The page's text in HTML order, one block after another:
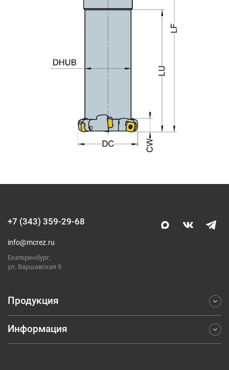
Продукция
Фрезерование
Точение
Информация
+7 (343) 359-29-68
info@mcrez.ru
Екатеринбург,
ул. Варшавская 9